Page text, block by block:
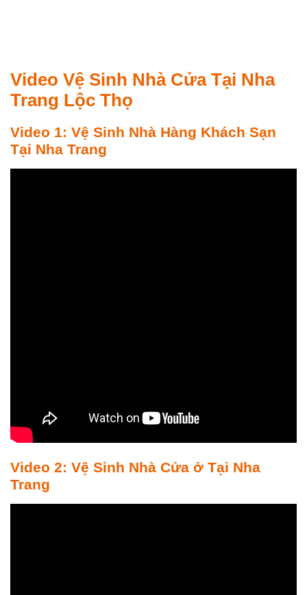
Video Vệ Sinh Nhà Cửa Tại Nha
Trang Lộc Thọ
Video 1: Vệ Sinh Nhà Hàng Khách Sạn
Tại Nha Trang
Video 2: Vệ Sinh Nhà Cửa ở Tại Nha
Trang